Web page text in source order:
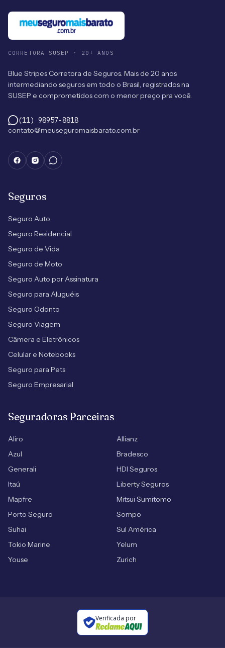
CORRETORA SUSEP · 20+ ANOS
Blue Stripes Corretora de Seguros. Mais de 20 anos
intermediando seguros em todo o Brasil, registrados na
SUSEP e comprometidos com o menor preço pra você.
(11) 98957-8818
contato@meuseguromaisbarato.com.br
Seguros
Seguro Auto
Seguro Residencial
Seguro de Vida
Seguro de Moto
Seguro Auto por Assinatura
Seguro para Aluguéis
Seguro Odonto
Seguro Viagem
Câmera e Eletrônicos
Celular e Notebooks
Seguro para Pets
Seguro Empresarial
Seguradoras Parceiras
Aliro
Allianz
Azul
Bradesco
Generali
HDI Seguros
Itaú
Liberty Seguros
Mapfre
Mitsui Sumitomo
Porto Seguro
Sompo
Suhai
Sul América
Tokio Marine
Yelum
Youse
Zurich
Verificada por